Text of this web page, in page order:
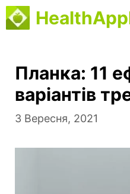
Перейти
до
Планка: 11
варіантів
3 Вересня, 2021